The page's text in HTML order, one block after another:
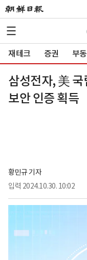
재테크 증권 부
삼성전자, 美
보안 인증 획득
황민규 기자
입력 2024.10.30. 10:02